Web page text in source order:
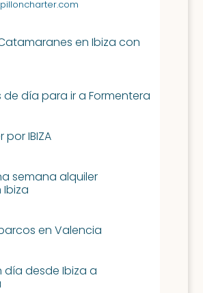
en Ibiza con
de día para ir a Formentera
IBIZA
semana alquiler
en Valencia
día desde Ibiza a